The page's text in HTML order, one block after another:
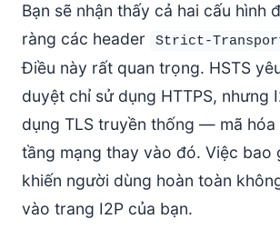
Bạn sẽ nhận thấy cả hai cấu hình
ràng các header
Strict-
Điều này rất quan trọng. HSTS
duyệt chỉ sử dụng HTTPS, nhưng
dụng TLS truyền thống — mã
tầng mạng thay vào đó. Việc bao
khiến người dùng hoàn toàn
vào trang I2P của bạn.